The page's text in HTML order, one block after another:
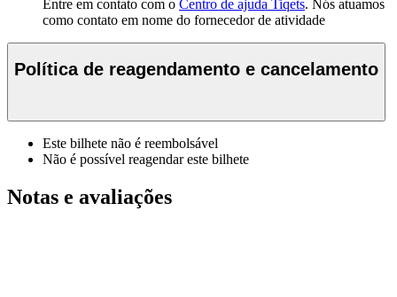
Entre em contato com o Centro de ajuda Tiqets. Nós atuamos
como contato em nome do fornecedor de atividade
Política de reagendamento e cancelamento
Este bilhete não é reembolsável
Não é possível reagendar este bilhete
Notas e avaliações